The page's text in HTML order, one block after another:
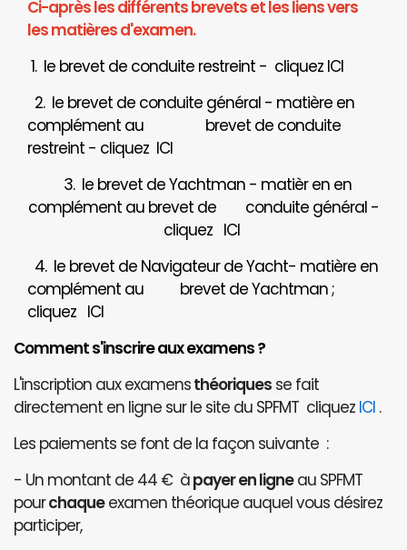
Ci-après les différents brevets et les liens vers
les matières d'examen.
1. le brevet de conduite restreint - cliquez ICI
2. le brevet de conduite général - matière en
complément au brevet de conduite
restreint - cliquez ICI
3. le brevet de Yachtman - matièr en en
complément au brevet de
conduite général -
cliquez ICI
4. le brevet de Navigateur de Yacht- matière en
complément au brevet de Yachtman ;
cliquez ICI
Comment s'inscrire aux examens ?
L'inscription aux examensthéoriques se fait
directement en ligne sur le site du SPFMT cliquez ICI .
Les paiements se font de la façon suivante :
- Un montant de 44 € àpayer en ligneau SPFMT
pourchaqueexamen théorique auquel vous désirez
participer,